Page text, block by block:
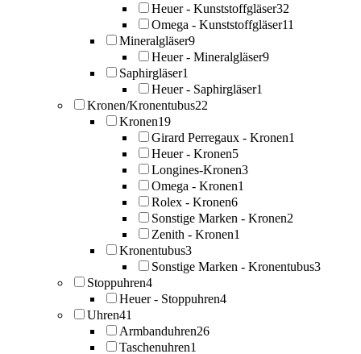
Heuer - Kunststoffgläser32
Omega - Kunststoffgläser11
Mineralgläser9
Heuer - Mineralgläser9
Saphirgläser1
Heuer - Saphirgläser1
Kronen/Kronentubus22
Kronen19
Girard Perregaux - Kronen1
Heuer - Kronen5
Longines-Kronen3
Omega - Kronen1
Rolex - Kronen6
Sonstige Marken - Kronen2
Zenith - Kronen1
Kronentubus3
Sonstige Marken - Kronentubus3
Stoppuhren4
Heuer - Stoppuhren4
Uhren41
Armbanduhren26
Taschenuhren1